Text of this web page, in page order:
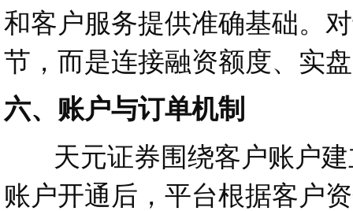
和客户服务提供准确基础。
节，而是连接融资额度、实
六、账户与订单机制
天元证券围绕客户账户建
账户开通后，平台根据客户